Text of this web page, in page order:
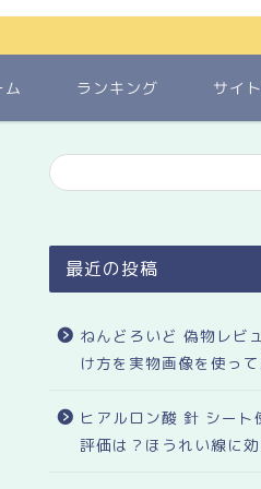
ム ランキング サイ
最近の投稿
ねんどろいど 偽物レビ
け方を実物画像を使っ
ヒアルロン酸 針 シート
評価は？ほうれい線に